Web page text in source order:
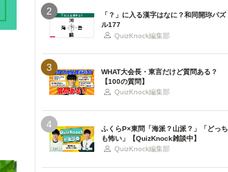
2
「？」に入る漢字はなに？和同開珎パズ
ル177
QuizKnock編集部
3
WHAT大会長・東言だけど質問ある？
【100の質問】
QuizKnock編集部
4
ふくらP×東問「海派？山派？」「どっち
も怖い」【QuizKnock雑談中】
QuizKnock編集部